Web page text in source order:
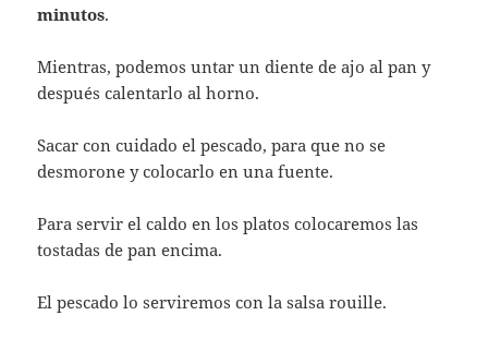
minutos.
Mientras, podemos untar un diente de ajo al pan y
después calentarlo al horno.
Sacar con cuidado el pescado, para que no se
desmorone y colocarlo en una fuente.
Para servir el caldo en los platos colocaremos las
tostadas de pan encima.
El pescado lo serviremos con la salsa rouille.